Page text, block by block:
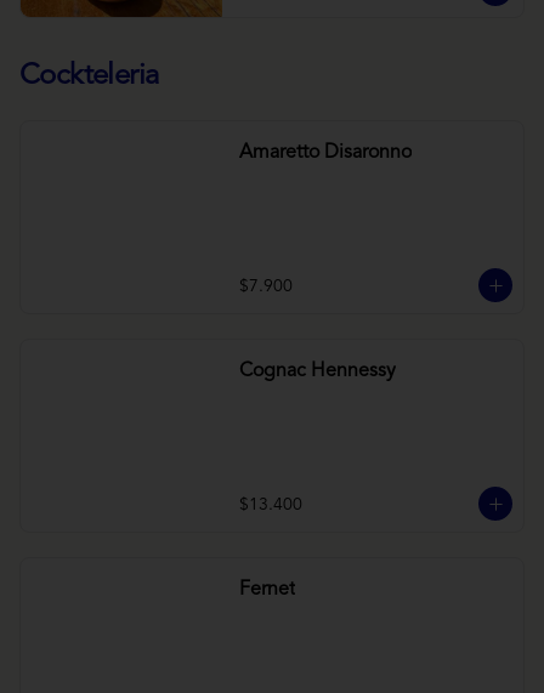
Cockteleria
Amaretto Disaronno
$7.900
Cognac Hennessy
$13.400
Fernet